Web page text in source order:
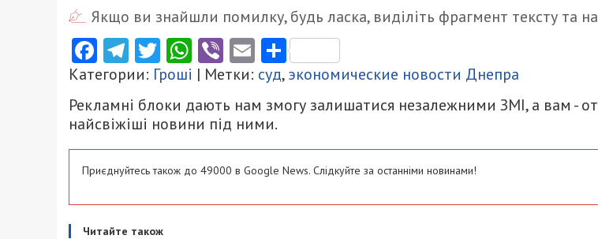
Якщо ви знайшли помилку, будь ласка, виділіть фрагмент тексту та
Facebook
Telegram
Twitter
WhatsApp
ViberEmailПоділитися
Категории: Гроші | Метки: суд,экономические новости Днепра
Рекламні блоки дають нам змогу залишатися незалежними ЗМІ, а вам -
найсвіжіші новини під ними.
Приєднуйтесь також до 49000 в Google News. Слідкуйте за останніми новинами!
Читайте також